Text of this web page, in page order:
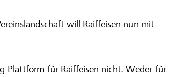
will Raiffeisen nun mit
Plattform für Raiffeisen nicht. Weder für